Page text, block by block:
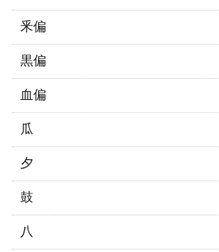
釆偏
黒偏
血偏
瓜
夕
鼓
八